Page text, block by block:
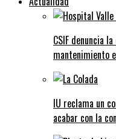
CSIF denuncia
mantenimiento
IU reclama un
acabar con la